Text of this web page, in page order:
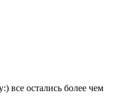
все остались более чем